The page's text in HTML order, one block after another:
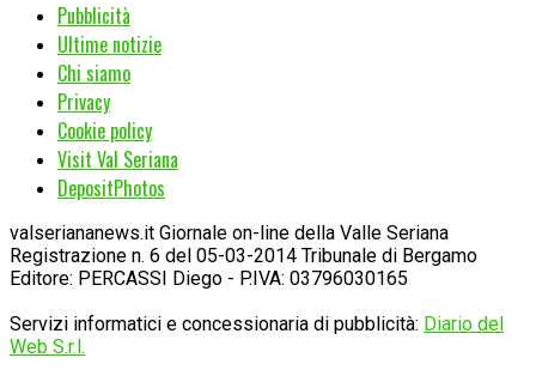
Pubblicità
Ultime notizie
Chi siamo
Privacy
Cookie policy
Visit Val Seriana
DepositPhotos
valseriananews.it Giornale on-line della Valle Seriana
Registrazione n. 6 del 05-03-2014 Tribunale di Bergamo
Editore: PERCASSI Diego - P.IVA: 03796030165
Servizi informatici e concessionaria di pubblicità: Diario del
Web S.r.l.